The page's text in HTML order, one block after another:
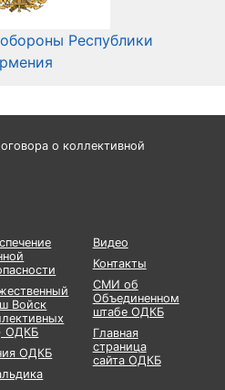
Республики
о коллективной
Войск
ОДКБ
ОДКБ
Видео
Контакты
СМИ об
Объединенном
штабе ОДКБ
Главная
страница
сайта ОДКБ